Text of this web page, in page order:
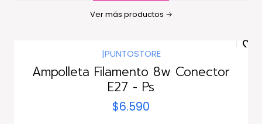
Ver más productos
|PUNTOSTORE
Ampolleta Filamento 8w Conector
E27 - Ps
$6.590